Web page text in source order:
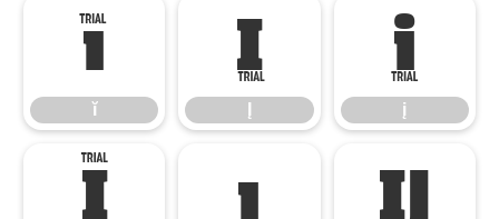
ĭ
ĭ
Į į
į
İ ı Ĳ